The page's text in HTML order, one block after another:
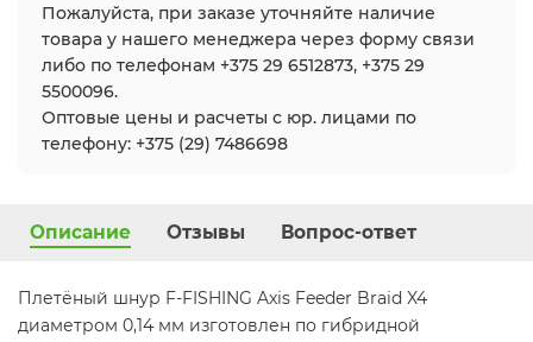
Пожалуйста, при заказе уточняйте наличие
товара у нашего менеджера через форму связи
либо по телефонам +375 29 6512873, +375 29
5500096.
Оптовые цены и расчеты с юр. лицами по
телефону: +375 (29) 7486698
Описание Отзывы Вопрос-ответ
Плетёный шнур F-FISHING Axis Feeder Braid X4
диаметром 0,14 мм изготовлен по гибридной